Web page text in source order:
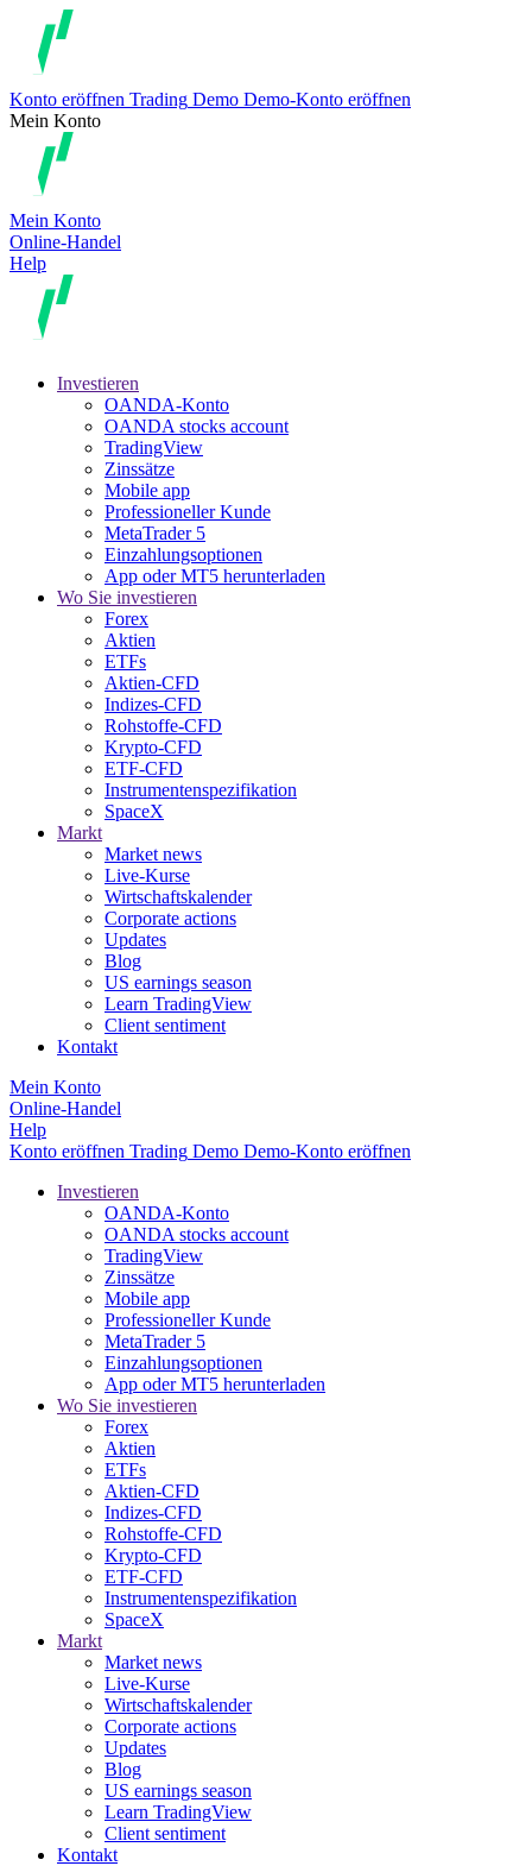
Konto eröffnen Trading Demo Demo-Konto eröffnen
Mein Konto
Mein Konto
Online-Handel
Help
Investieren
OANDA-Konto
OANDA stocks account
TradingView
Zinssätze
Mobile app
Professioneller Kunde
MetaTrader 5
Einzahlungsoptionen
App oder MT5 herunterladen
Wo Sie investieren
Forex
Aktien
ETFs
Aktien-CFD
Indizes-CFD
Rohstoffe-CFD
Krypto-CFD
ETF-CFD
Instrumentenspezifikation
SpaceX
Markt
Market news
Live-Kurse
Wirtschaftskalender
Corporate actions
Updates
Blog
US earnings season
Learn TradingView
Client sentiment
Kontakt
Mein Konto
Online-Handel
Help
Konto eröffnen Trading Demo Demo-Konto eröffnen
Investieren
OANDA-Konto
OANDA stocks account
TradingView
Zinssätze
Mobile app
Professioneller Kunde
MetaTrader 5
Einzahlungsoptionen
App oder MT5 herunterladen
Wo Sie investieren
Forex
Aktien
ETFs
Aktien-CFD
Indizes-CFD
Rohstoffe-CFD
Krypto-CFD
ETF-CFD
Instrumentenspezifikation
SpaceX
Markt
Market news
Live-Kurse
Wirtschaftskalender
Corporate actions
Updates
Blog
US earnings season
Learn TradingView
Client sentiment
Kontakt